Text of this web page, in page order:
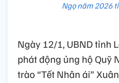
Ngọ năm 2026
Ngày 12/1, UBND tỉnh
phát động ủng hộ Quỹ
trào “Tết Nhân ái”